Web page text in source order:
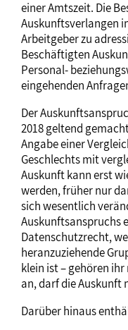
einer Amtszeit. Die
Auskunftsverlangen
Arbeitgeber zu
Beschäftigten
Personal-
eingehenden
Der
2018 geltend
Angabe einer
Geschlechts mit
Auskunft kann erst
werden, früher nur
sich wesentlich
Auskunftsanspruchs
Datenschutzrecht,
heranzuziehende
klein ist – gehören
an, darf die Auskunft
Darüber hinaus